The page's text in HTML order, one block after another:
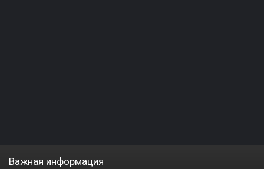
Важная информация